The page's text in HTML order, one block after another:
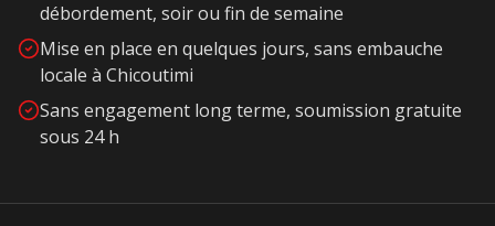
débordement, soir ou fin de semaine
Mise en place en quelques jours, sans embauche
locale à Chicoutimi
Sans engagement long terme, soumission gratuite
sous 24 h